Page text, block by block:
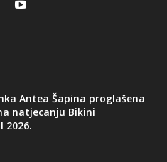
Antea Šapina proglašena
natjecanju Bikini
2026.